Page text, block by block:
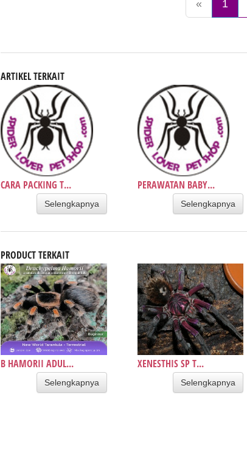
« 1
ARTIKEL TERKAIT
CARA PACKING T...
Selengkapnya
PERAWATAN BABY...
Selengkapnya
PRODUCT TERKAIT
B HAMORII ADUL...
Selengkapnya
XENESTHIS SP T...
Selengkapnya